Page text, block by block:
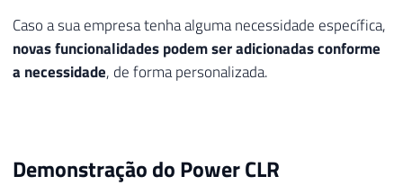
Caso a sua empresa tenha alguma necessidade específica,
novas funcionalidades podem ser adicionadas conforme
a necessidade, de forma personalizada.
Demonstração do Power CLR